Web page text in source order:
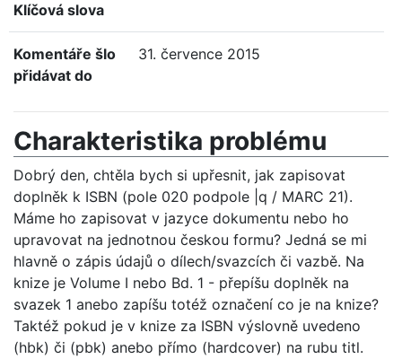
Klíčová slova
Komentáře šlo
přidávat do
31. července 2015
Charakteristika problému
Dobrý den, chtěla bych si upřesnit, jak zapisovat
doplněk k ISBN (pole 020 podpole |q / MARC 21).
Máme ho zapisovat v jazyce dokumentu nebo ho
upravovat na jednotnou českou formu? Jedná se mi
hlavně o zápis údajů o dílech/svazcích či vazbě. Na
knize je Volume I nebo Bd. 1 - přepíšu doplněk na
svazek 1 anebo zapíšu totéž označení co je na knize?
Taktéž pokud je v knize za ISBN výslovně uvedeno
(hbk) či (pbk) anebo přímo (hardcover) na rubu titl.